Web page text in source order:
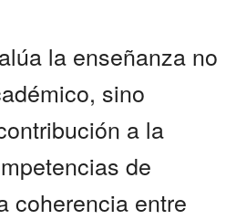
la enseñanza no
sino
a la
de
coherencia entre